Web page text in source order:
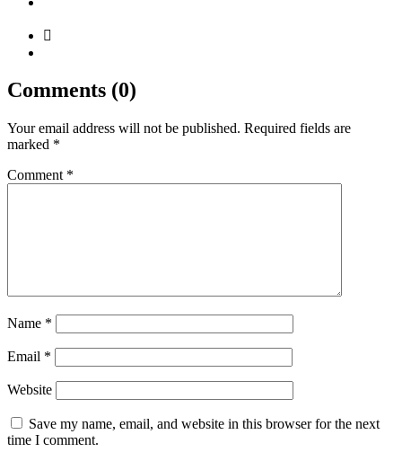
Comments (0)
Your email address will not be published. Required fields are
marked *
Comment *
Name *
Email *
Website
Save my name, email, and website in this browser for the next
time I comment.